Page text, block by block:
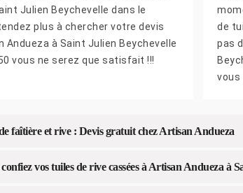
Julien Beychevelle dans le
plus à chercher votre devis
Andueza à Saint Julien Beychevelle
vous ne serez que satisfait !!!
de
pas
vous
faîtière et rive : Devis gratuit chez Artisan Andueza
vos tuiles de rive cassées à Artisan Andueza à